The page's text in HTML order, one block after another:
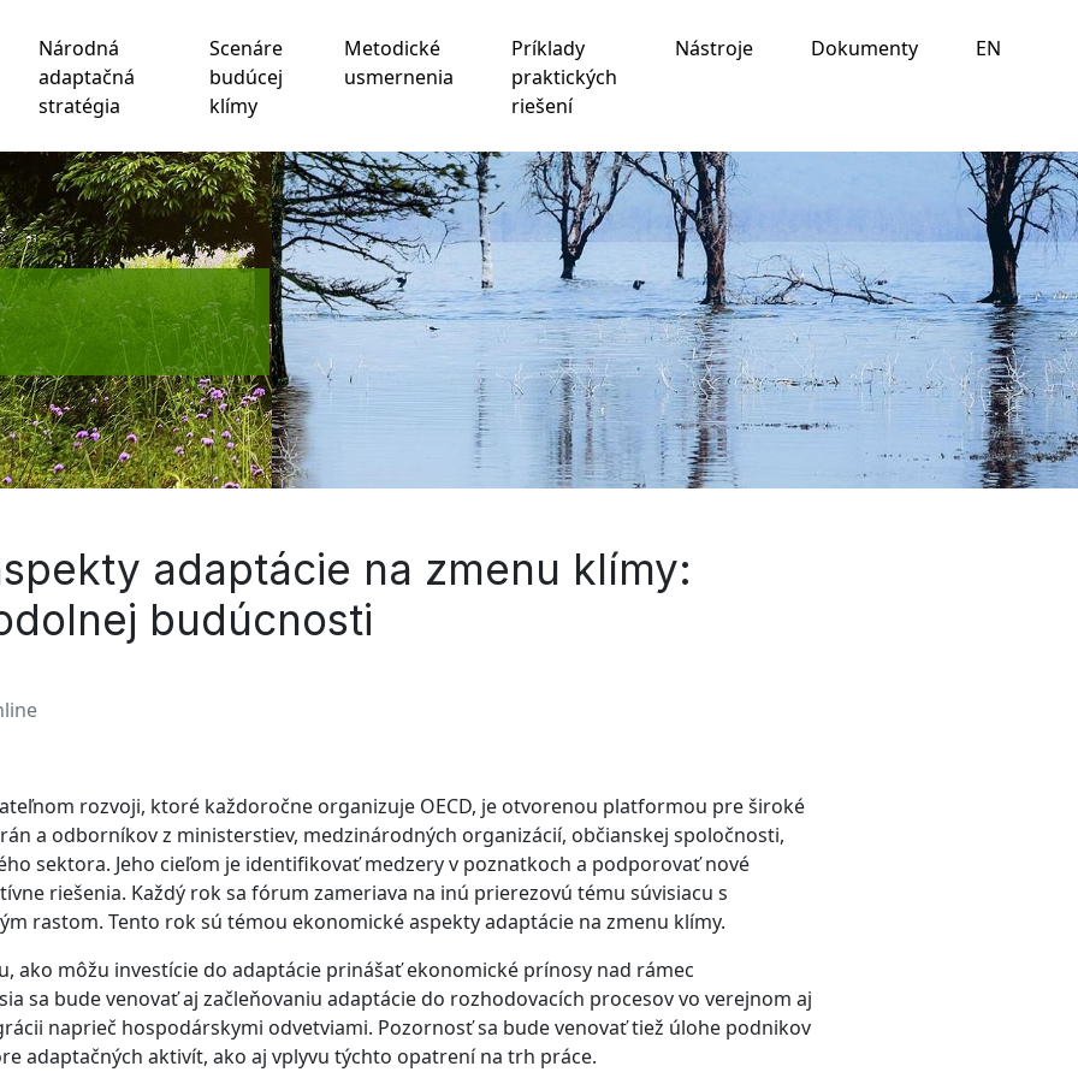
na meranie vášho záujmu o naše produkty a služby a na prispôsobenie marketingových interakcií
Národná
adaptačná
stratégia
Scenáre
budúcej
klímy
Metodické
usmernenia
Príklady
praktických
riešení
Nástroje Dokumenty EN
adaptácie na zmenu klímy:
budúcnosti
rozvoji, ktoré každoročne organizuje OECD, je otvorenou platformou pre široké
a odborníkov z ministerstiev, medzinárodných organizácií, občianskej spoločnosti,
sektora. Jeho cieľom je identifikovať medzery v poznatkoch a podporovať nové
riešenia. Každý rok sa fórum zameriava na inú prierezovú tému súvisiacu s
rastom. Tento rok sú témou ekonomické aspekty adaptácie na zmenu klímy.
ako môžu investície do adaptácie prinášať ekonomické prínosy nad rámec
sa bude venovať aj začleňovaniu adaptácie do rozhodovacích procesov vo verejnom aj
naprieč hospodárskymi odvetviami. Pozornosť sa bude venovať tiež úlohe podnikov
adaptačných aktivít, ako aj vplyvu týchto opatrení na trh práce.